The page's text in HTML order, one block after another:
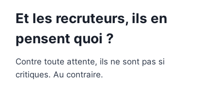
Et les recruteurs, ils en
pensent quoi ?
Contre toute attente, ils ne sont pas si
critiques. Au contraire.